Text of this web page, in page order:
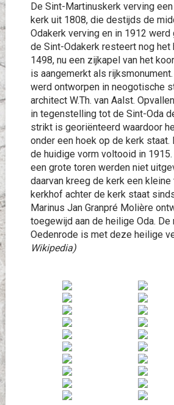
De Sint-Martinuskerk verving
kerk uit 1808, die destijds de
Odakerk verving en in 1912 werd
de Sint-Odakerk resteert nog het
1498, nu een zijkapel van het
is aangemerkt als
werd ontworpen in neogotische
architect W.Th. van Aalst.
in tegenstelling tot de Sint-Oda
strikt is georiënteerd waardoor
onder een hoek op de kerk staat.
de huidige vorm voltooid in
een grote toren werden niet
daarvan kreeg de kerk een kleine
kerkhof achter de kerk staat
Marinus Jan Granpré Molière
toegewijd aan de heilige Oda. De
Oedenrode is met deze heilige
Wikipedia)